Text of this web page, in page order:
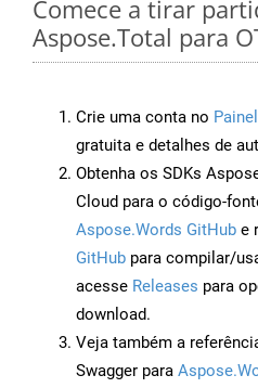
Comece a tirar
Aspose.Total para
Crie uma conta no Painel
gratuita e detalhes de
Obtenha os SDKs
Cloud para o código-
Aspose.Words GitHub e
GitHub para compilar/
acesse Releases para
download.
Veja também a
Swagger para